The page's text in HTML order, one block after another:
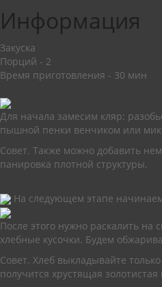
Информация
Закуска
Порций - 2
Время приготовления - 30 мин
Для начала замесим кляр:
пышной пенки венчиком или
Совет. Также можно добавить
панировка плотной структуры.
На следующем этапе
После этого нужно раскалить на
хлебные кусочки. Будем
Совет. Хлеб выкладывайте
получится хрустящая золотистая